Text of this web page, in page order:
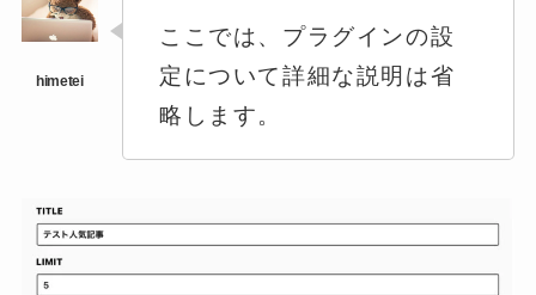
ここでは、プラグインの設
定について詳細な説明は省
略します。